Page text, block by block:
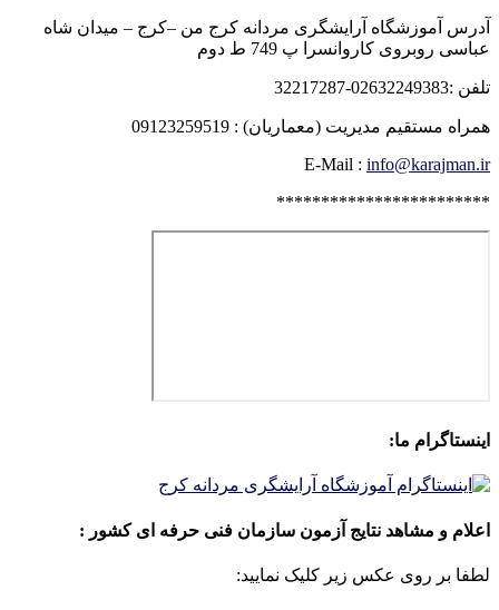
آدرس آموزشگاه آرایشگری مردانه کرج من –کرج – میدان شاه
عباسی روبروی کاروانسرا پ 749 ط دوم
تلفن :02632249383-32217287
همراه مستقیم مدیریت (معماریان) : 09123259519
E-Mail : info@karajman.ir
************************
اینستاگرام ما:
اعلام و مشاهد نتایج آزمون سازمان فنی حرفه ای کشور :
لطفا بر روی عکس زیر کلیک نمایید: